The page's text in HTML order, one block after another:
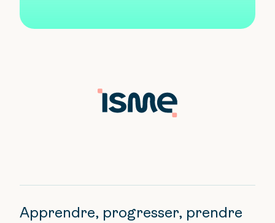
Apprendre, progresser, prendre